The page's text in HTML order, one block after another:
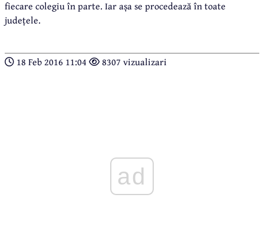
fiecare colegiu în parte. Iar așa se procedează în toate
județele.
18 Feb 2016 11:04 8307 vizualizari
ad